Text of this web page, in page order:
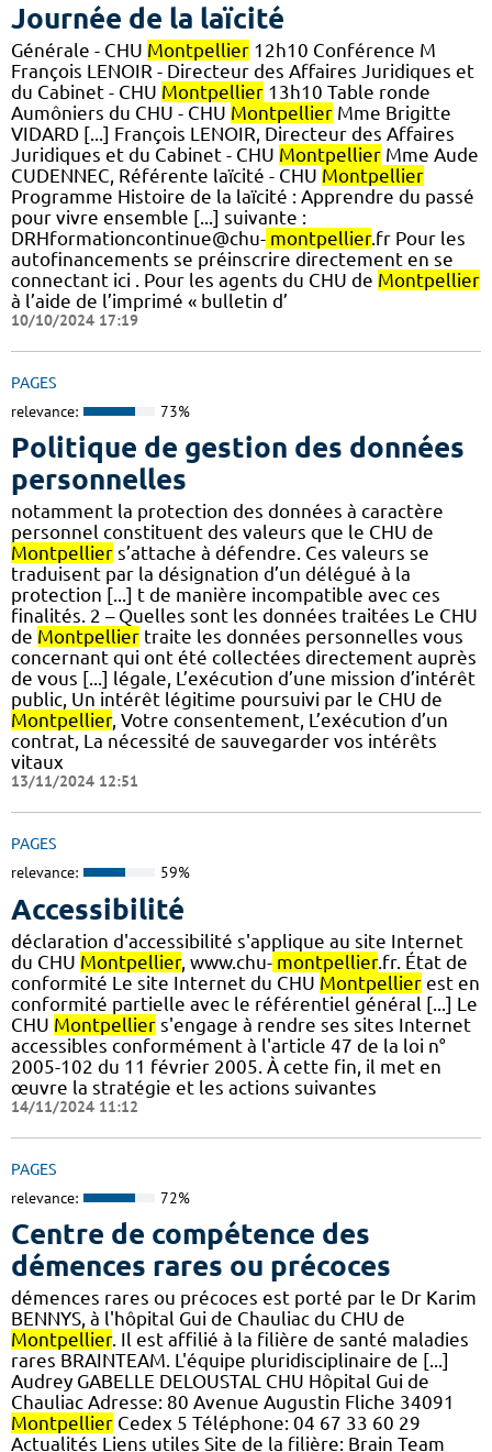
Journée de la laïcité
Générale - CHU Montpellier 12h10 Conférence M
François LENOIR - Directeur des Affaires Juridiques et
du Cabinet - CHU Montpellier 13h10 Table ronde
Aumôniers du CHU - CHU Montpellier Mme Brigitte
VIDARD [...] François LENOIR, Directeur des Affaires
Juridiques et du Cabinet - CHU Montpellier Mme Aude
CUDENNEC, Référente laïcité - CHU Montpellier
Programme Histoire de la laïcité : Apprendre du passé
pour vivre ensemble [...] suivante :
DRHformationcontinue@chu- montpellier.fr Pour les
autofinancements se préinscrire directement en se
connectant ici . Pour les agents du CHU de Montpellier
à l’aide de l’imprimé « bulletin d’
10/10/2024 17:19
PAGES
relevance: 73%
Politique de gestion des données
personnelles
notamment la protection des données à caractère
personnel constituent des valeurs que le CHU de
Montpellier s’attache à défendre. Ces valeurs se
traduisent par la désignation d’un délégué à la
protection [...] t de manière incompatible avec ces
finalités. 2 – Quelles sont les données traitées Le CHU
de Montpellier traite les données personnelles vous
concernant qui ont été collectées directement auprès
de vous [...] légale, L’exécution d’une mission d’intérêt
public, Un intérêt légitime poursuivi par le CHU de
Montpellier, Votre consentement, L’exécution d’un
contrat, La nécessité de sauvegarder vos intérêts
vitaux
13/11/2024 12:51
PAGES
relevance: 59%
Accessibilité
déclaration d'accessibilité s'applique au site Internet
du CHU Montpellier, www.chu- montpellier.fr. État de
conformité Le site Internet du CHU Montpellier est en
conformité partielle avec le référentiel général [...] Le
CHU Montpellier s'engage à rendre ses sites Internet
accessibles conformément à l'article 47 de la loi n°
2005-102 du 11 février 2005. À cette fin, il met en
œuvre la stratégie et les actions suivantes
14/11/2024 11:12
PAGES
relevance: 72%
Centre de compétence des
démences rares ou précoces
démences rares ou précoces est porté par le Dr Karim
BENNYS, à l'hôpital Gui de Chauliac du CHU de
Montpellier. Il est affilié à la filière de santé maladies
rares BRAINTEAM. L'équipe pluridisciplinaire de [...]
Audrey GABELLE DELOUSTAL CHU Hôpital Gui de
Chauliac Adresse: 80 Avenue Augustin Fliche 34091
Montpellier Cedex 5 Téléphone: 04 67 33 60 29
Actualités Liens utiles Site de la filière: Brain Team